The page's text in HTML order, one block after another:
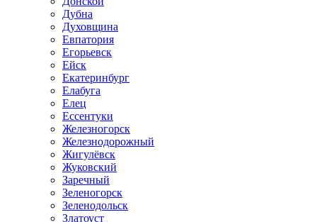
Дубна
Духовщина
Евпатория
Егорьевск
Ейск
Екатеринбург
Елабуга
Елец
Ессентуки
Железногорск
Железнодорожный
Жигулёвск
Жуковский
Заречный
Зеленогорск
Зеленодольск
Златоуст